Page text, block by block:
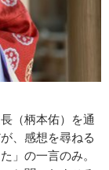
（柄本佑）を通
、感想を尋ねる
」の一言のみ。